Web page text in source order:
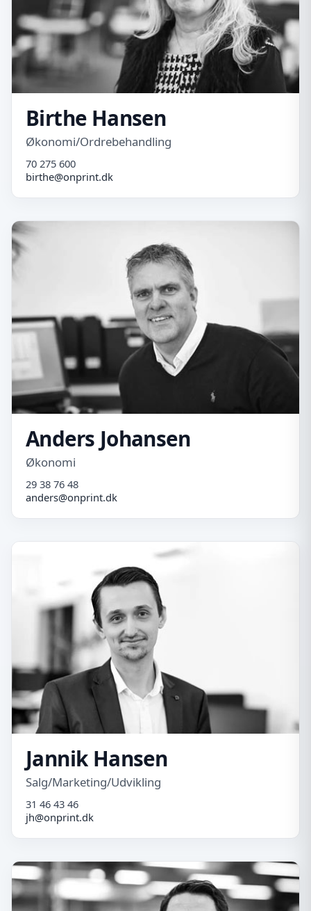
Birthe Hansen
Økonomi/Ordrebehandling
70 275 600
birthe@onprint.dk
Anders Johansen
Økonomi
29 38 76 48
anders@onprint.dk
Jannik Hansen
Salg/Marketing/Udvikling
31 46 43 46
jh@onprint.dk